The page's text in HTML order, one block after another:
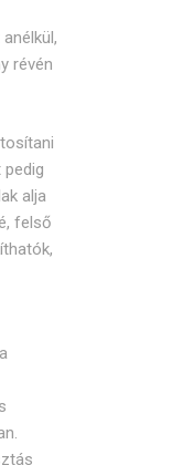
révén
alja
felső